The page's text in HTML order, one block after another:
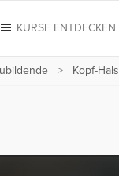
KURSE ENTDECKEN
Kopf-Hals